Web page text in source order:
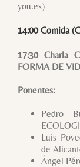
you.es)
14:00 Comida
17:30 Charla
FORMA DE
Ponentes:
Pedro
Luis
de
Ángel